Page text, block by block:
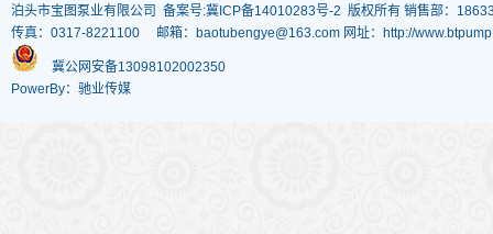
泊头市宝图泵业有限公司
备案号:冀ICP备14010283号-2 版权所有 销售部：
传真：0317-8221100 邮箱：baotubengye@163.com 网址：http://
冀公网安备13098102002350
PowerBy：驰业传媒